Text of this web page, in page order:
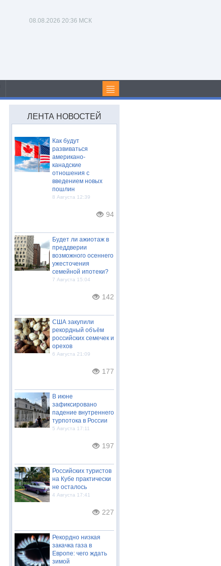
08.08.2026 20:36 МСК
ЛЕНТА НОВОСТЕЙ
Как будут
развиваться
американо-
канадские
отношения с
введением новых
пошлин
8 Августа 12:39
94
Будет ли ажиотаж в
преддверии
возможного осеннего
ужесточения
семейной ипотеки?
7 Августа 15:04
142
США закупили
рекордный объём
российских семечек и
орехов
6 Августа 21:09
177
В июне
зафиксировано
падение внутреннего
турпотока в России
5 Августа 17:11
197
Российских туристов
на Кубе практически
не осталось
4 Августа 17:41
227
Рекордно низкая
закачка газа в
Европе: чего ждать
зимой